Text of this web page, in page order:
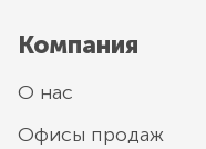
Компания
О нас
Офисы продаж